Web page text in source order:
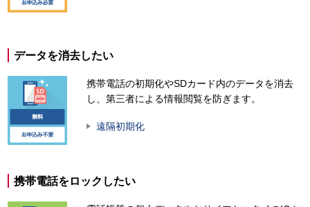
データを消去したい
携帯電話の初期化やSDカード内のデータを消去
し、第三者による情報閲覧を防ぎます。
遠隔初期化
携帯電話をロックしたい